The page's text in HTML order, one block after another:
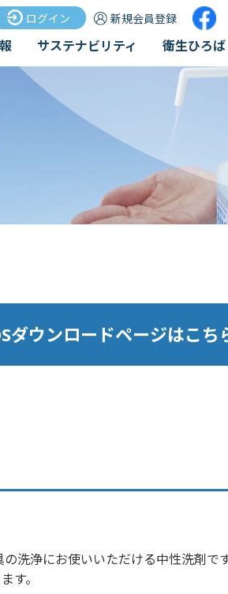
ログイン 新規会員登録
サステナビリティ 衛生ひろば
ダウンロードページはこち
洗浄にお使いいただける中性洗剤で
す。